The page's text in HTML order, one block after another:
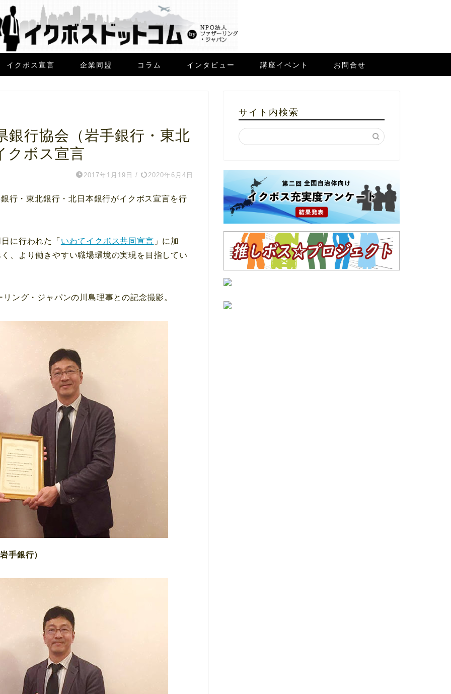
イクボス宣言 企業同盟 コラム インタビュー 講座イベント お問合せ
銀行協会（岩手銀行・東北
クボス宣言
2017年1月19日 / 2020年6月4日
行・東北銀行・北日本銀行がイクボス宣言を行
に行われた「 いわてイクボス共同宣言 」に加
、より働きやすい職場環境の実現を目指してい
ング・ジャパンの川島理事との記念撮影。
手銀行）
サイト内検索